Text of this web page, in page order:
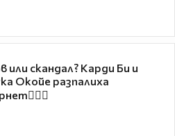
или скандал? Карди Би и
Окойе разпалиха